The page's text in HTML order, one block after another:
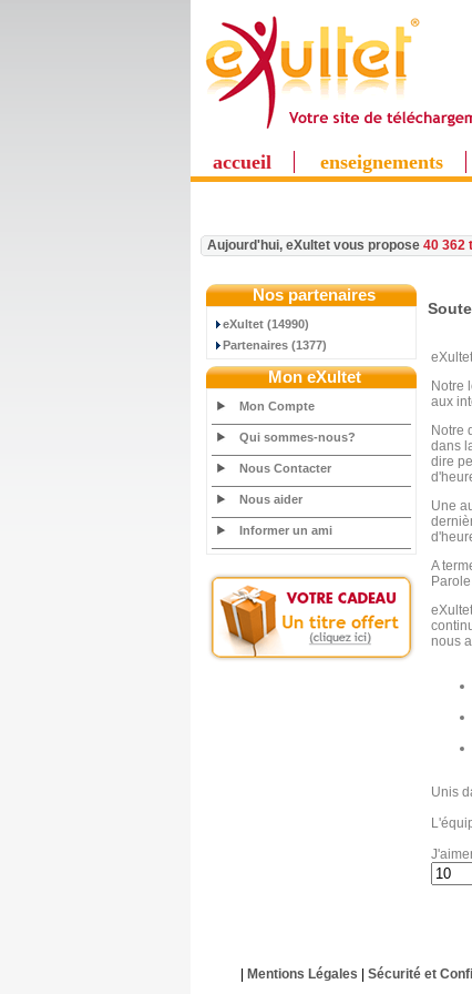
accueil enseignements
Aujourd'hui, eXultet vous propose 40 362
Nos partenaires
eXultet (14990)
Partenaires (1377)
Mon eXultet
Mon Compte
Qui sommes-nous?
Nous Contacter
Nous aider
Informer un ami
Notre
aux
Notre
dans
dire
Une
A
nous
Unis
Mentions Légales Sécurité et